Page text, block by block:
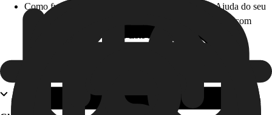
Como funciona: acesse diretamente na Central de Ajuda do seu
aplicativo em apenas alguns cliques e tire suas dúvidas com
nosso time, em tempo real. Este serviço é gratuito!
Atendimento offline